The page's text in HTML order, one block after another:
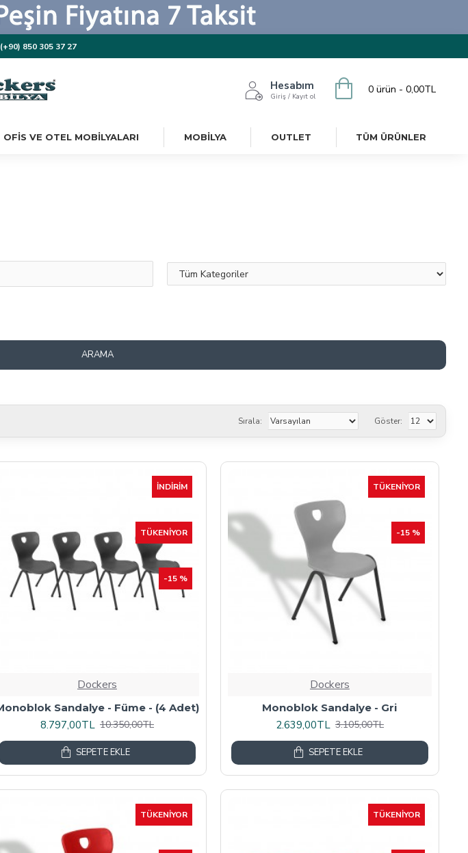
850 305 37 27
Hesabım
Giriş / Kayıt ol
0 ürün - 0,00TL
OFIS VE OTEL MOBILYALARI MOBILYA OUTLET TÜM ÜRÜNLER
ARAMA
Sırala: Göster:
İNDIRIM
TÜKENIYOR
-15 %
Dockers
Sandalye - Füme - (4 Adet)
8.797,00TL 10.350,00TL
SEPETE EKLE
TÜKENIYOR
-15 %
Dockers
Monoblok Sandalye - Gri
2.639,00TL 3.105,00TL
SEPETE EKLE
TÜKENIYOR TÜKENIYOR